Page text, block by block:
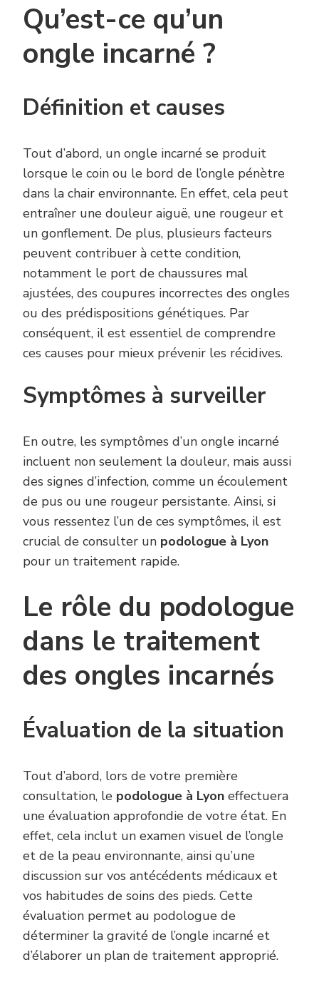
Qu’est-ce qu’un
ongle incarné ?
Définition et causes
Tout d’abord, un ongle incarné se produit
lorsque le coin ou le bord de l’ongle pénètre
dans la chair environnante. En effet, cela peut
entraîner une douleur aiguë, une rougeur et
un gonflement. De plus, plusieurs facteurs
peuvent contribuer à cette condition,
notamment le port de chaussures mal
ajustées, des coupures incorrectes des ongles
ou des prédispositions génétiques. Par
conséquent, il est essentiel de comprendre
ces causes pour mieux prévenir les récidives.
Symptômes à surveiller
En outre, les symptômes d’un ongle incarné
incluent non seulement la douleur, mais aussi
des signes d’infection, comme un écoulement
de pus ou une rougeur persistante. Ainsi, si
vous ressentez l’un de ces symptômes, il est
crucial de consulter un podologue à Lyon
pour un traitement rapide.
Le rôle du podologue
dans le traitement
des ongles incarnés
Évaluation de la situation
Tout d’abord, lors de votre première
consultation, le podologue à Lyon effectuera
une évaluation approfondie de votre état. En
effet, cela inclut un examen visuel de l’ongle
et de la peau environnante, ainsi qu’une
discussion sur vos antécédents médicaux et
vos habitudes de soins des pieds. Cette
évaluation permet au podologue de
déterminer la gravité de l’ongle incarné et
d’élaborer un plan de traitement approprié.